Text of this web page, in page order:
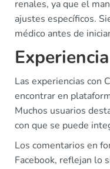
renales, ya que el
ajustes específicos.
médico antes de
Las experiencias con
encontrar en
Muchos usuarios
con que se puede
Los comentarios en
Facebook, reflejan lo